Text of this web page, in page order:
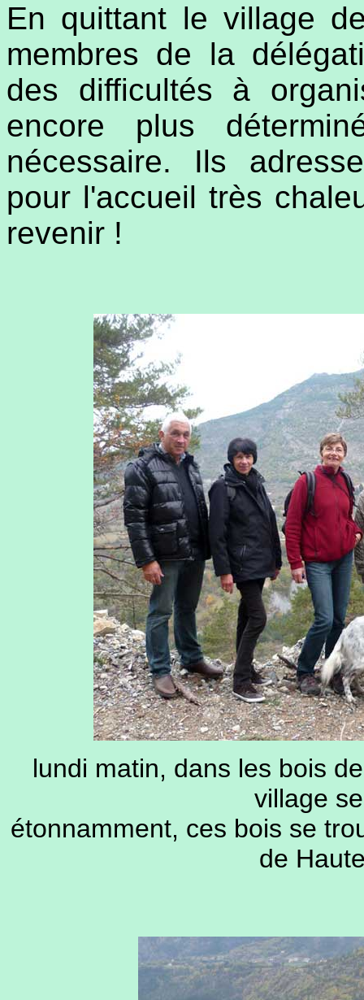
En quittant le village
membres de la
des difficultés à
encore plus
nécessaire. Ils
pour l'accueil très
revenir !
lundi matin, dans les bois
village
étonnamment, ces bois se
de